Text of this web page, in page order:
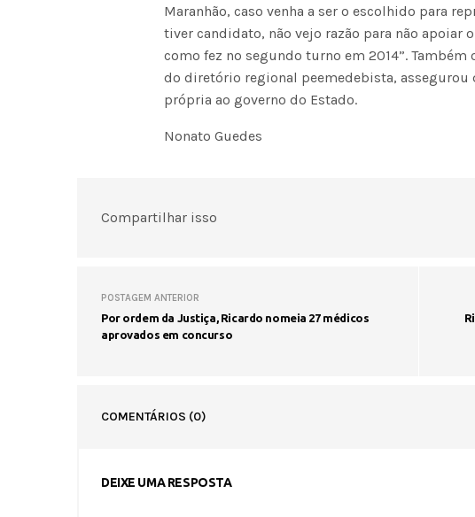
Maranhão, caso venha a ser o escolhido para
tiver candidato, não vejo razão para não apoiar
como fez no segundo turno em 2014”.
do diretório regional peemedebista, assegurou
própria ao governo do Estado.
Nonato Guedes
Compartilhar isso
POSTAGEM ANTERIOR
Por ordem da Justiça, Ricardo nomeia 27 médicos
aprovados em concurso
COMENTÁRIOS (0)
DEIXE UMA RESPOSTA